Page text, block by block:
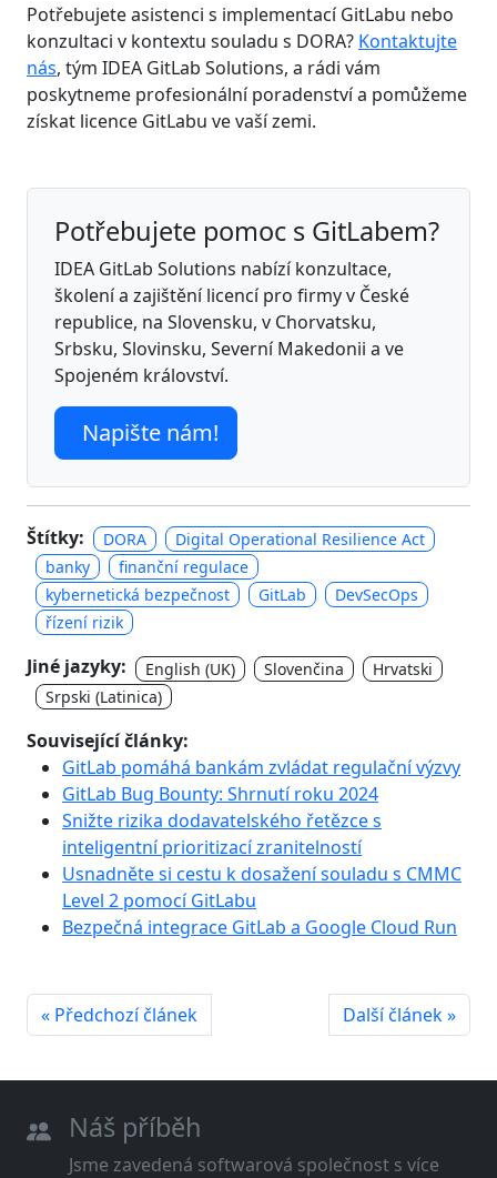
Potřebujete asistenci s implementací GitLabu nebo
konzultaci v kontextu souladu s DORA? Kontaktujte
nás, tým IDEA GitLab Solutions, a rádi vám
poskytneme profesionální poradenství a pomůžeme
získat licence GitLabu ve vaší zemi.
Potřebujete pomoc s GitLabem?
IDEA GitLab Solutions nabízí konzultace,
školení a zajištění licencí pro firmy v České
republice, na Slovensku, v Chorvatsku,
Srbsku, Slovinsku, Severní Makedonii a ve
Spojeném království.
Napište nám!
Štítky: DORA
Digital Operational Resilience Act
banky
finanční regulace
kybernetická bezpečnost
GitLab
DevSecOps
řízení rizik
Jiné jazyky: English (UK) Slovenčina
Hrvatski
Srpski (Latinica)
Související články:
GitLab pomáhá bankám zvládat regulační výzvy
GitLab Bug Bounty: Shrnutí roku 2024
Snižte rizika dodavatelského řetězce s
inteligentní prioritizací zranitelností
Usnadněte si cestu k dosažení souladu s CMMC
Level 2 pomocí GitLabu
Bezpečná integrace GitLab a Google Cloud Run
« Předchozí článek Další článek »
Náš příběh
Jsme zavedená softwarová společnost s více